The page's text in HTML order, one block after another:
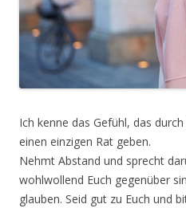
Ich kenne das Gefühl, das
einen einzigen Rat geben.
Nehmt Abstand und sprecht
wohlwollend Euch gegenüber
glauben. Seid gut zu Euch und